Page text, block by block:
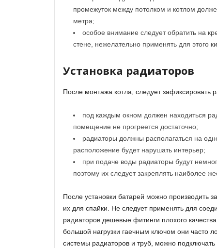
промежуток между потолком и котлом
метра;
особое внимание следует обратить на
стене, нежелательно применять для этого
Установка радиаторов
После монтажа котла, следует зафиксировать
под каждым окном должен находиться
помещение не прогреется достаточно;
радиаторы должны располагаться на
расположение будет нарушать интерьер;
при подаче воды радиаторы будут
поэтому их следует закреплять наиболее
После установки батарей можно производить
их для спайки. Не следует применять для
радиаторов дешевые фитинги плохого
большой нагрузки гаечным ключом они часто
системы радиаторов и труб, можно подключать